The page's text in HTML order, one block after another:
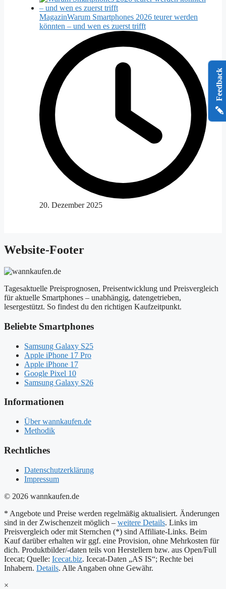
MagazinWarum Smartphones 2026 teurer werden
könnten – und wen es zuerst trifft
20. Dezember 2025
Website-Footer
Tagesaktuelle Preisprognosen, Preisentwicklung und Preisvergleich
für aktuelle Smartphones – unabhängig, datengetrieben,
lesergestützt. So findest du den richtigen Kaufzeitpunkt.
Beliebte Smartphones
Samsung Galaxy S25
Apple iPhone 17 Pro
Apple iPhone 17
Google Pixel 10
Samsung Galaxy S26
Informationen
Über wannkaufen.de
Methodik
Rechtliches
Datenschutzerklärung
Impressum
© 2026 wannkaufen.de
* Angebote und Preise werden regelmäßig aktualisiert. Änderungen
sind in der Zwischenzeit möglich – weitere Details. Links im
Preisvergleich oder mit Sternchen (*) sind Affiliate-Links. Beim
Kauf darüber erhalten wir ggf. eine Provision, ohne Mehrkosten für
dich. Produktbilder/-daten teils von Herstellern bzw. aus Open/Full
Icecat; Quelle: Icecat.biz. Icecat-Daten „AS IS“; Rechte bei
Inhabern. Details. Alle Angaben ohne Gewähr.
Feedback
×